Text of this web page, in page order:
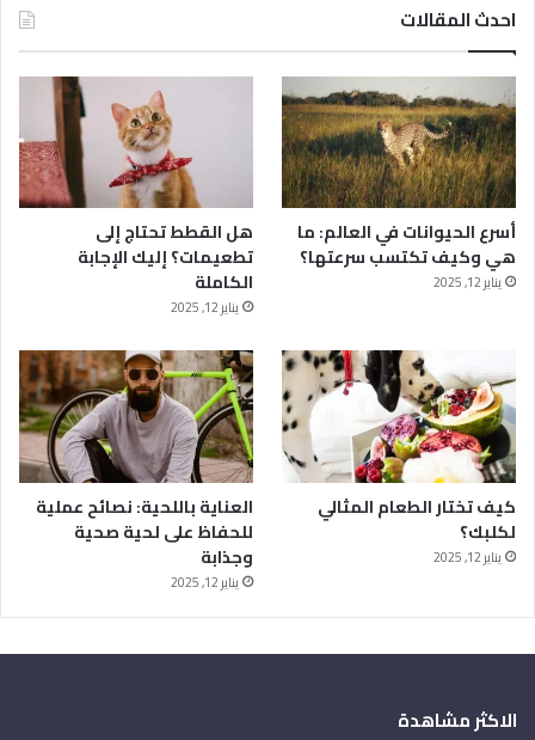
احدث المقالات
أسرع الحيوانات في العالم: ما
هي وكيف تكتسب سرعتها؟
يناير 12, 2025
هل القطط تحتاج إلى
تطعيمات؟ إليك الإجابة
الكاملة
يناير 12, 2025
كيف تختار الطعام المثالي
لكلبك؟
يناير 12, 2025
العناية باللحية: نصائح عملية
للحفاظ على لحية صحية
وجذابة
يناير 12, 2025
الاكثر مشاهدة